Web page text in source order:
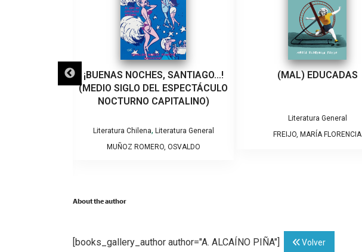
A UN
¡BUENAS NOCHES, SANTIAGO…!
(MEDIO SIGLO DEL ESPECTÁCULO
NOCTURNO CAPITALINO)
Literatura Chilena, Literatura General
MUÑOZ ROMERO, OSVALDO
(MAL) EDUCADAS
Literatura General
FREIJO, MARÍA FLORENCIA
About the author
[books_gallery_author author="A. ALCAÍNO PIÑA"] Volver